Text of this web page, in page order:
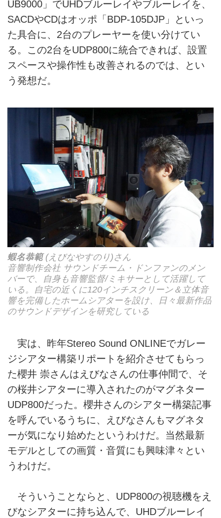
UB9000」でUHDブルーレイやブルーレイを、
SACDやCDはオッポ「BDP-105DJP」といっ
た具合に、2台のプレーヤーを使い分けてい
る。この2台をUDP800に統合できれば、設置
スペースや操作性も改善されるのでは、とい
う発想だ。
蝦名恭範(えびなやすのり)さん
音響制作会社 サウンドチーム・ドンファンのメン
バーで、自身も音響監督/ミキサーとして活躍して
いる。自宅の近くに120インチスクリーン＆立体音
響を完備したホームシアターを設け、日々最新作品
のサウンドデザインを研究している
実は、昨年Stereo Sound ONLINEでガレー
ジシアター構築リポートを紹介させてもらっ
た櫻井 崇さんはえびなさんの仕事仲間で、そ
の桜井シアターに導入されたのがマグネター
UDP800だった。櫻井さんのシアター構築記事
を呼んでいるうちに、えびなさんもマグネタ
ーが気になり始めたというわけだ。当然最新
モデルとしての画質・音質にも興味津々とい
うわけだ。
そういうことならと、UDP800の視聴機をえ
びなシアターに持ち込んで、UHDブルーレイ